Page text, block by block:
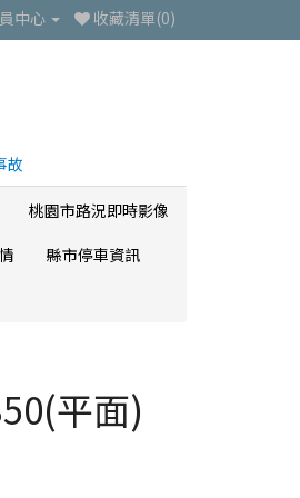
中心 收藏清單(0)
故
桃園市路況即時影像
縣市停車資訊
平面)